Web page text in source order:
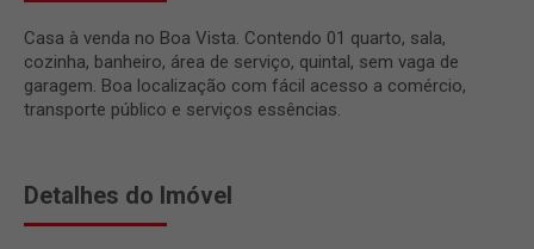
Casa à venda no Boa Vista. Contendo 01 quarto, sala,
cozinha, banheiro, área de serviço, quintal, sem vaga de
garagem. Boa localização com fácil acesso a comércio,
transporte público e serviços essências.
Detalhes do Imóvel